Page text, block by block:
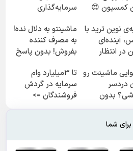
کمسیون 😍
سرمایه‌گذاری
نوین ترید با
آینده‌ای
در انتظار
ماشینتو به دلال نده!
به مصرف کننده
بفروش! بدون پاسخ
ماشینت رو
دردسر
بدون
تا 3میلیارد وام
سرمایه در گردش
فروشندگان =>
فروشگاهت رو ثبت
شما